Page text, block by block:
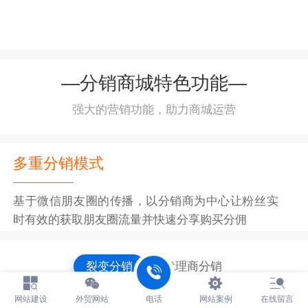
—分销商城特色功能—
强大的营销功能，助力商城运营
多重分销模式
————
基于微信朋友圈的传播，以分销商为中心让粉丝实
时有效的获取朋友圈流量并快速分享购买分佣
裂变分销 代理商分销
网站建设 外贸网站 电话 网站案例 在线留言